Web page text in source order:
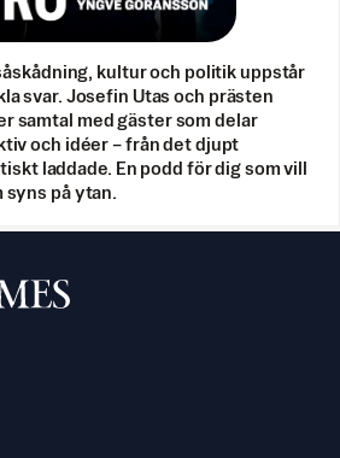
kultur och politik uppstår
svar. Josefin Utas och prästen
samtal med gäster som delar
och idéer – från det djupt
laddade. En podd för dig som vill
syns på ytan.